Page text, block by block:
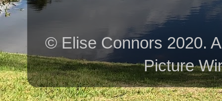
© Elise Connors 2020.
Picture